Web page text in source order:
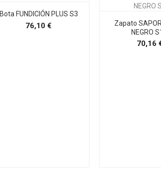
Bota FUNDICIÓN PLUS S3
76,10 €
Zapato
NEGRO
70,16